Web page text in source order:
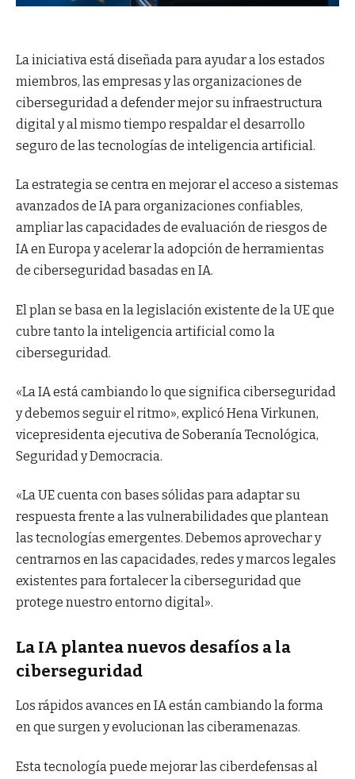
La iniciativa está diseñada para ayudar a los estados
miembros, las empresas y las organizaciones de
ciberseguridad a defender mejor su infraestructura
digital y al mismo tiempo respaldar el desarrollo
seguro de las tecnologías de inteligencia artificial.
La estrategia se centra en mejorar el acceso a sistemas
avanzados de IA para organizaciones confiables,
ampliar las capacidades de evaluación de riesgos de
IA en Europa y acelerar la adopción de herramientas
de ciberseguridad basadas en IA.
El plan se basa en la legislación existente de la UE que
cubre tanto la inteligencia artificial como la
ciberseguridad.
«La IA está cambiando lo que significa ciberseguridad
y debemos seguir el ritmo», explicó Hena Virkunen,
vicepresidenta ejecutiva de Soberanía Tecnológica,
Seguridad y Democracia.
«La UE cuenta con bases sólidas para adaptar su
respuesta frente a las vulnerabilidades que plantean
las tecnologías emergentes. Debemos aprovechar y
centrarnos en las capacidades, redes y marcos legales
existentes para fortalecer la ciberseguridad que
protege nuestro entorno digital».
La IA plantea nuevos desafíos a la
ciberseguridad
Los rápidos avances en IA están cambiando la forma
en que surgen y evolucionan las ciberamenazas.
Esta tecnología puede mejorar las ciberdefensas al